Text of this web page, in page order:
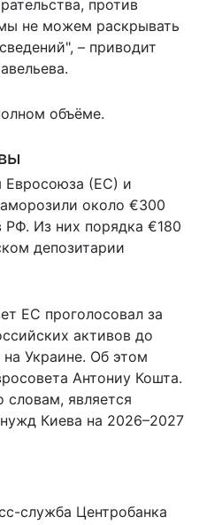
против
не можем раскрывать
– приводит
объёме.
Евросоюза (ЕС) и
около €300
РФ. Из них порядка €180
депозитарии
ЕС проголосовал за
активов до
на Украине. Об этом
Антониу Кошта.
является
Киева на 2026–2027
служба Центробанка